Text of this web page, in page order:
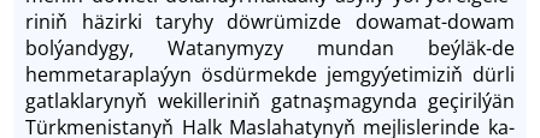
ri­niň hä­zir­ki ta­ry­hy döwrü­miz­de do­wa­mat-do­wam
bol­ýan­dy­gy, Wa­ta­ny­my­zy mun­dan beýläk-de
hemmetarap­la­ýyn ös­dür­mek­de jem­gy­ýe­ti­mi­ziň dür­li
gatlaklary­nyň wekil­le­ri­niň gat­naş­ma­gyn­da ge­çi­ril­ýän
Türk­me­nis­ta­nyň Halk Maslahatynyň mej­lis­le­rin­de ka­